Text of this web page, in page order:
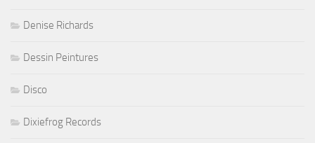
Denise Richards
Dessin Peintures
Disco
Dixiefrog Records